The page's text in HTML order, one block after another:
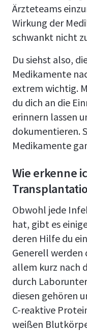
Ärzteteams
Wirkung der
schwankt nicht
Du siehst also,
Medikamente
extrem wichtig.
du dich an die
erinnern lassen
dokumentieren.
Medikamente
Wie erkenne
Obwohl jede
hat, gibt es
deren Hilfe du
Generell
allem kurz nach
durch
diesen gehören
C-reaktive
weißen